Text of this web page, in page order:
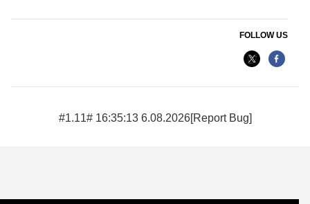
FOLLOW US
6.08.2026 16:35:13 #1.11#